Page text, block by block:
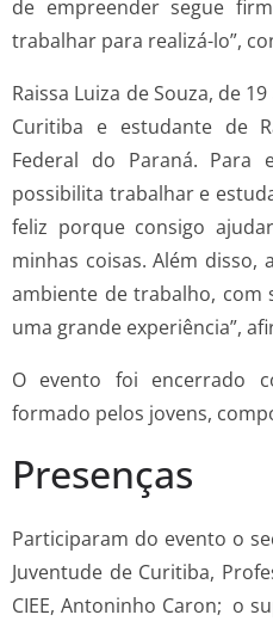
de empreender segue
trabalhar para realizá-lo”,
Raissa Luiza de Souza, de
Curitiba e estudante de
Federal do Paraná. Para
possibilita trabalhar e
feliz porque consigo
minhas coisas. Além
ambiente de trabalho, com
uma grande experiência”,
O evento foi encerrado
formado pelos jovens,
Presenças
Participaram do evento o
Juventude de Curitiba,
CIEE, Antoninho Caron; o